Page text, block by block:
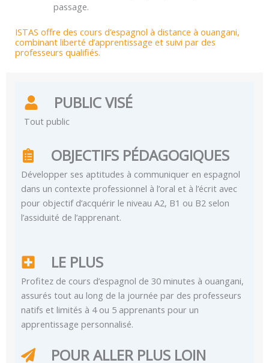
passage.
ISTAS offre des cours d’espagnol à distance à ouangani,
combinant liberté d’apprentissage et suivi par des
professeurs qualifiés.
PUBLIC VISÉ
Tout public
OBJECTIFS PÉDAGOGIQUES
Développer ses aptitudes à communiquer en espagnol
dans un contexte professionnel à l’oral et à l’écrit avec
pour objectif d’acquérir le niveau A2, B1 ou B2 selon
l’assiduité de l’apprenant.
LE PLUS
Profitez de cours d’espagnol de 30 minutes à ouangani,
assurés tout au long de la journée par des professeurs
natifs et limités à 4 ou 5 apprenants pour un
apprentissage personnalisé.
POUR ALLER PLUS LOIN